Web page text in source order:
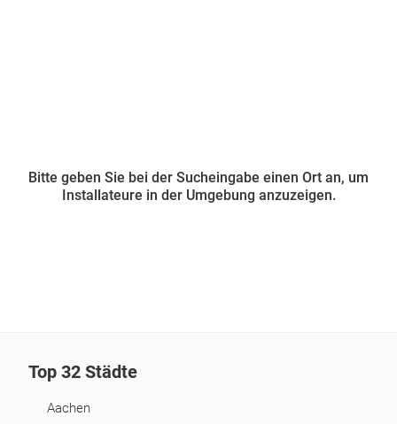
Bitte geben Sie bei der Sucheingabe einen Ort an, um
Installateure in der Umgebung anzuzeigen.
Top 32 Städte
Aachen